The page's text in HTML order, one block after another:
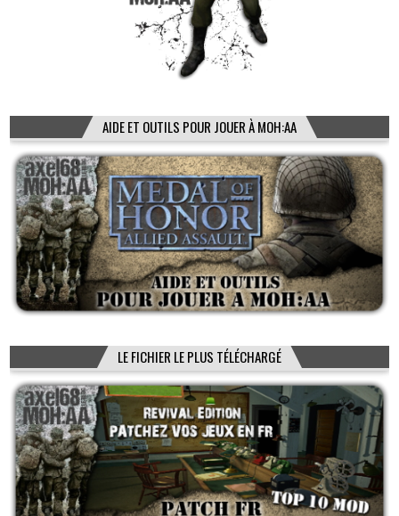
AIDE ET OUTILS POUR JOUER À MOH:AA
LE FICHIER LE PLUS TÉLÉCHARGÉ